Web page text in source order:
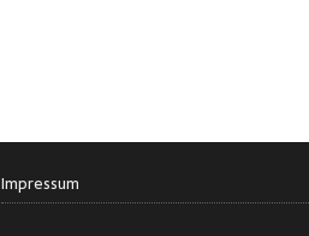
Impressum